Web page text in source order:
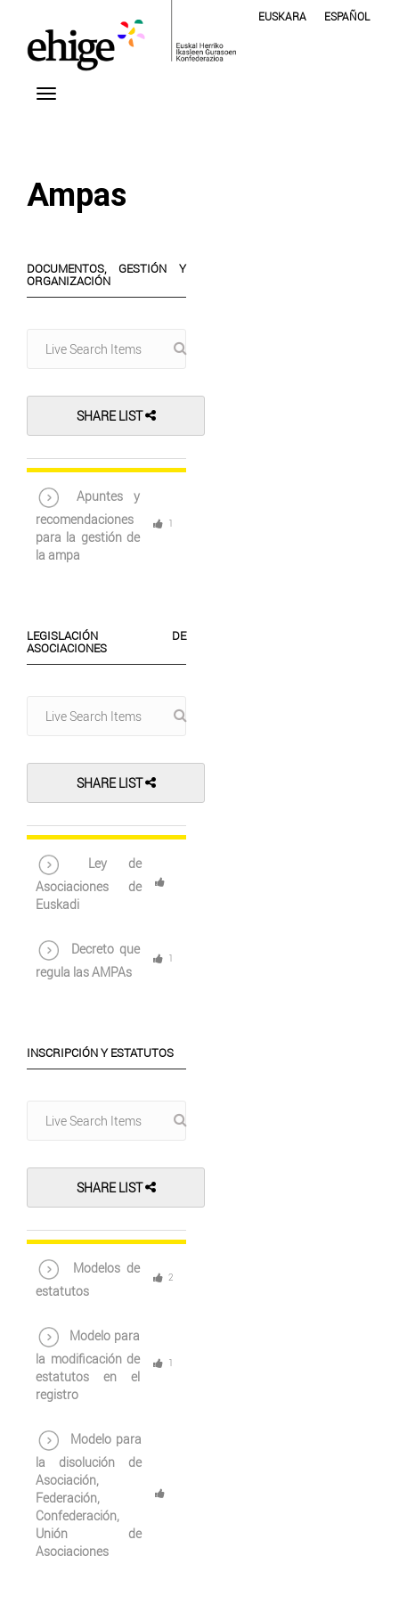
EUSKARA ESPAÑOL
Ampas
DOCUMENTOS, GESTIÓN Y
ORGANIZACIÓN
SHARE LIST
Apuntes y
recomendaciones
para la gestión de
la ampa
1
LEGISLACIÓN DE
ASOCIACIONES
SHARE LIST
Ley de
Asociaciones de
Euskadi
Decreto que
regula las AMPAs
1
INSCRIPCIÓN Y ESTATUTOS
SHARE LIST
Modelos de
estatutos
2
Modelo para
la modificación de
estatutos en el
registro
1
Modelo para
la disolución de
Asociación,
Federación,
Confederación,
Unión de
Asociaciones